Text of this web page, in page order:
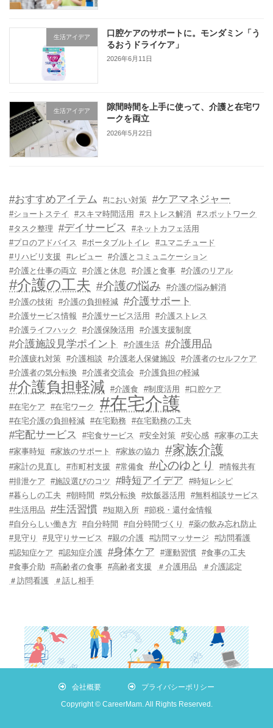
生活アイデア
口腔ケアのサポートに。モンダミン「う
るおうドライケア」
2026年6月11日
生活アイデア
隙間時間を上手に使って、介護と在宅ワ
ークを両立
2026年5月22日
#おすすめアイテム #におい対策 #ケアマネジャー
#ショートステイ #スキマ時間活用 #ストレス解消
#スポットワーク
#タスク整理
#デイサービス
#ネットカフェ活用
#プロのアドバイス
#ポータブルトイレ
#ユマニチュード
#リハビリ支援
#レビュー
#介護とコミュニケーション
#介護と仕事の両立
#介護と休息 #介護と食事 #介護のリアル
#介護の工夫 #介護の悩み
#介護の悩み解消
#介護の技術 #介護の負担軽減 #介護サポート
#介護サービス情報 #介護サービス活用
#介護ストレス
#介護ライフハック
#介護保険活用 #介護支援制度
#介護施設見学ポイント #介護生活 #介護用品
#介護疲れ対策 #介護相談 #介護老人保健施設 #介護者のセルフケア
#介護者の気分転換
#介護者交流会 #介護負担の軽減
#介護負担軽減 #介護食 #制度活用
#口腔ケア
#在宅ケア
#在宅ワーク #在宅介護
#在宅介護の負担軽減 #在宅勤務 #在宅勤務の工夫
#宅配サービス #宅食サービス #安全対策 #安心感 #家事の工夫
#家事時短
#家族のサポート #家族の協力 #家族介護
#家計の見直し #市町村支援 #常備食 #心のゆとり
#情報共有
#排泄ケア
#施設選びのコツ #時短アイデア
#時短レシピ
#暮らしの工夫
#朝時間 #気分転換 #炊飯器活用
#無料相談サービス
#生活用品
#生活習慣 #短期入所 #節税・還付金情報
#自分らしい働き方 #自分時間 #自分時間づくり
#薬の飲み忘れ防止
#見守り
#見守りサービス #親の介護 #訪問マッサージ
#訪問看護
#認知症ケア
#認知症介護 #身体ケア #運動習慣 #食事の工夫
#食事介助
#高齢者の食事 #高齢者支援 ＃介護用品
＃介護認定
＃訪問看護
＃話し相手
会社概要
プライバシーポリシー
Copyright © CareerMam. All Rights Reserved.